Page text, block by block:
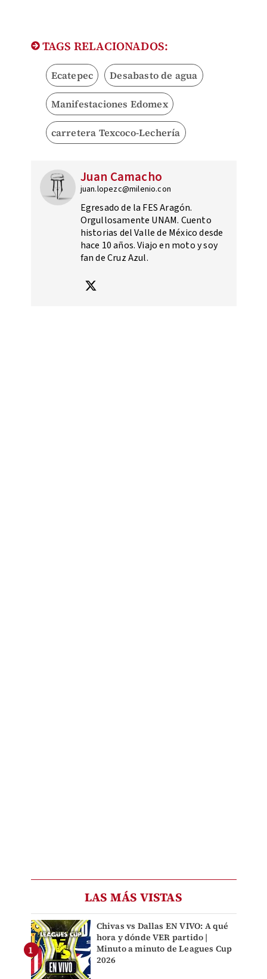
TAGS RELACIONADOS:
Ecatepec Desabasto de agua
Manifestaciones Edomex
carretera Texcoco-Lechería
Juan Camacho
juan.lopezc@milenio.con
Egresado de la FES Aragón.
Orgullosamente UNAM. Cuento
historias del Valle de México desde
hace 10 años. Viajo en moto y soy
fan de Cruz Azul.
LAS MÁS VISTAS
Chivas vs Dallas EN VIVO: A qué
hora y dónde VER partido |
Minuto a minuto de Leagues Cup
2026